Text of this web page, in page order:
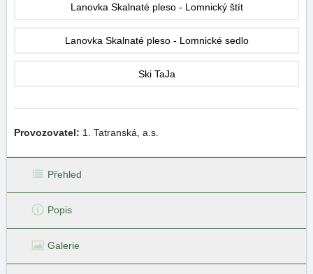
Lanovka Skalnaté pleso - Lomnický štít
Lanovka Skalnaté pleso - Lomnické sedlo
Ski TaJa
Provozovatel: 1. Tatranská, a.s.
Přehled
Popis
Galerie